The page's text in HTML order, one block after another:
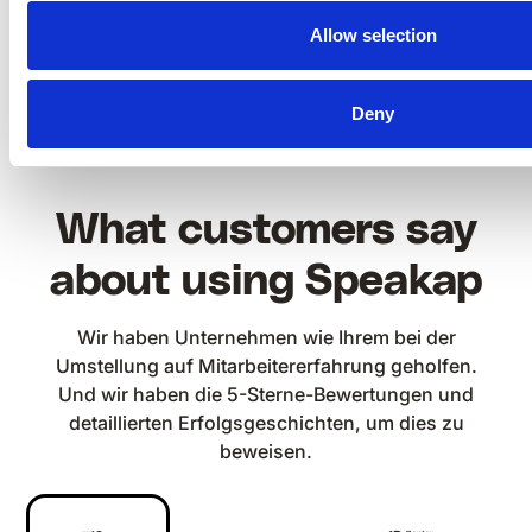
Allow selection
Deny
What customers say
about using Speakap
Wir haben Unternehmen wie Ihrem bei der
Umstellung auf Mitarbeitererfahrung geholfen.
Und wir haben die 5-Sterne-Bewertungen und
detaillierten Erfolgsgeschichten, um dies zu
beweisen.